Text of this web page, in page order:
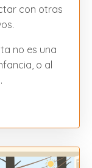
con otras
no es una
o al